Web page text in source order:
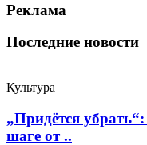
Реклама
Последние новости
Культура
„Придётся
шаге от ..